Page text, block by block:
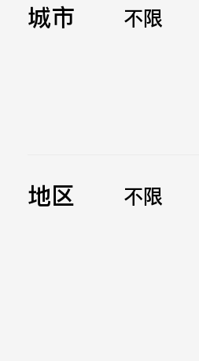
城市 不限
地区 不限